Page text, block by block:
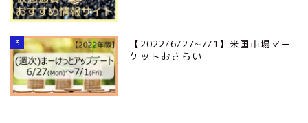
3
【2022/6/27~7/1】米国市場マー
ケットおさらい